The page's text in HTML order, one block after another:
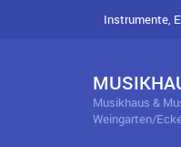
Instrumente,
Musikhaus &
Weingarten/